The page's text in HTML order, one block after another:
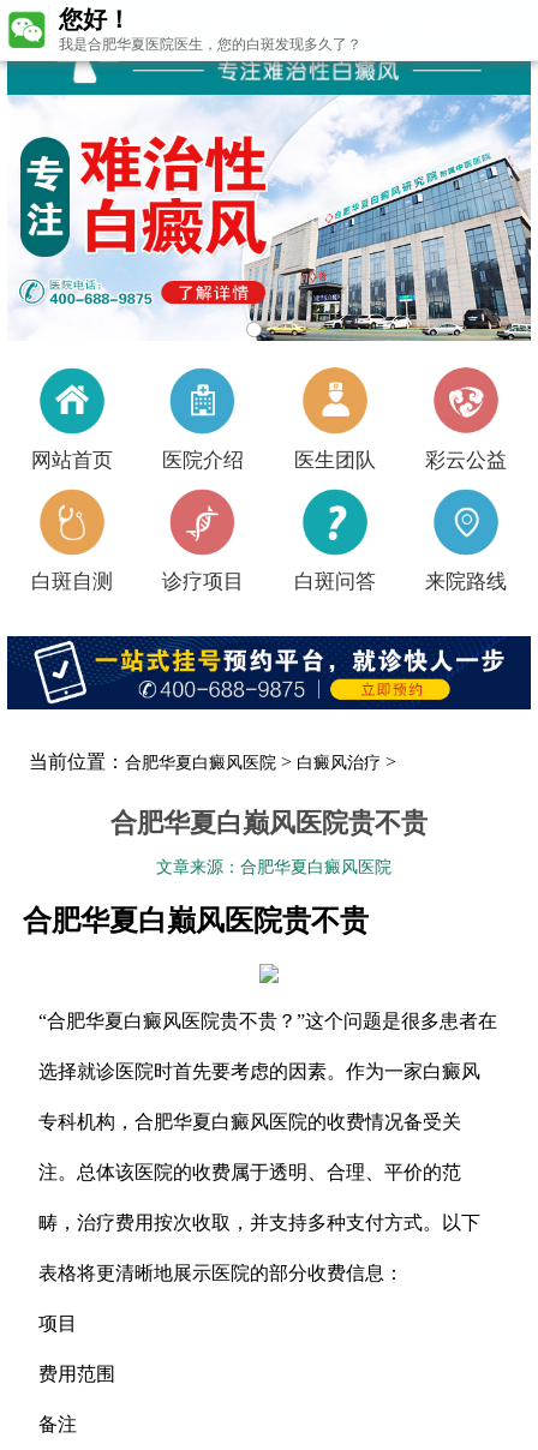
网站首页 医院介绍 医生团队 彩云公益
白斑自测 诊疗项目 白斑问答 来院路线
当前位置：合肥华夏白癜风医院 > 白癜风治疗 >
合肥华夏白巅风医院贵不贵
文章来源：合肥华夏白癜风医院
合肥华夏白巅风医院贵不贵
“合肥华夏白癜风医院贵不贵？”这个问题是很多患者在
选择就诊医院时首先要考虑的因素。作为一家白癜风
专科机构，合肥华夏白癜风医院的收费情况备受关
注。总体该医院的收费属于透明、合理、平价的范
畴，治疗费用按次收取，并支持多种支付方式。以下
表格将更清晰地展示医院的部分收费信息：
项目
费用范围
备注
您好！
我是合肥华夏医院医生，您的白斑发现多久了？